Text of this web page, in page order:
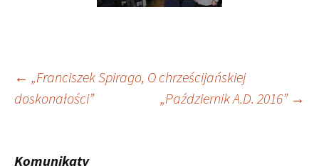
Nawigacja
← „Franciszek Spirago, O chrześcijańskiej
doskonałości”
„Październik A.D. 2016” →
Komunikaty